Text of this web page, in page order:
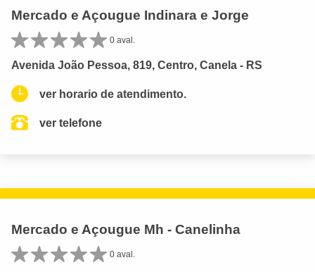
Mercado e Açougue Indinara e Jorge
0 aval.
Avenida João Pessoa, 819, Centro, Canela - RS
ver horario de atendimento.
ver telefone
Mercado e Açougue Mh - Canelinha
0 aval.